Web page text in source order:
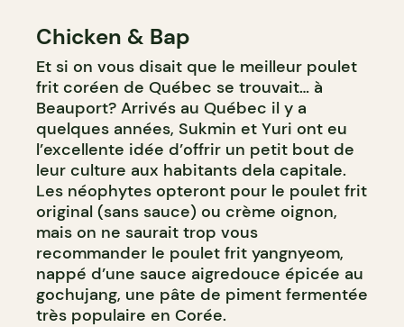
Chicken & Bap
Et si on vous disait que le meilleur poulet
frit coréen de Québec se trouvait… à
Beauport? Arrivés au Québec il y a
quelques années, Sukmin et Yuri ont eu
l’excellente idée d’offrir un petit bout de
leur culture aux habitants dela capitale.
Les néophytes opteront pour le poulet frit
original (sans sauce) ou crème oignon,
mais on ne saurait trop vous
recommander le poulet frit yangnyeom,
nappé d’une sauce aigredouce épicée au
gochujang, une pâte de piment fermentée
très populaire en Corée.